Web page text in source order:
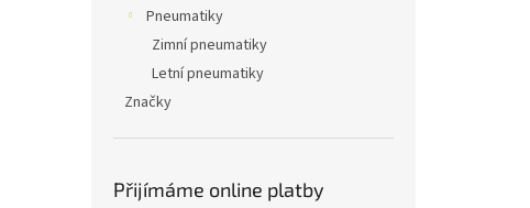
Pneumatiky
Zimní pneumatiky
Letní pneumatiky
Značky
Přijímáme online platby